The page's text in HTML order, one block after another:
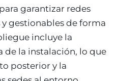
garantizar redes
gestionables de forma
incluye la
la instalación, lo que
posterior y la